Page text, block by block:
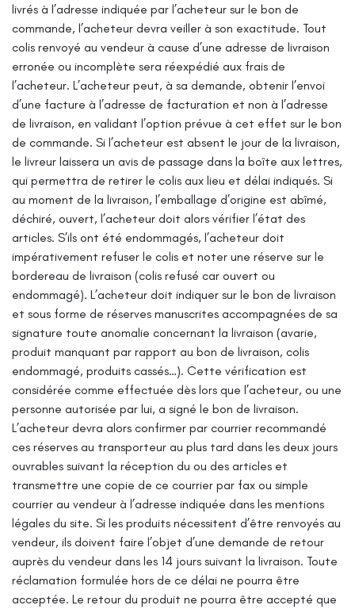
livrés à l’adresse indiquée par l’acheteur sur le bon de
commande, l’acheteur devra veiller à son exactitude. Tout
colis renvoyé au vendeur à cause d’une adresse de livraison
erronée ou incomplète sera réexpédié aux frais de
l’acheteur. L’acheteur peut, à sa demande, obtenir l’envoi
d’une facture à l’adresse de facturation et non à l’adresse
de livraison, en validant l’option prévue à cet effet sur le bon
de commande. Si l’acheteur est absent le jour de la livraison,
le livreur laissera un avis de passage dans la boîte aux lettres,
qui permettra de retirer le colis aux lieu et délai indiqués. Si
au moment de la livraison, l’emballage d’origine est abîmé,
déchiré, ouvert, l’acheteur doit alors vérifier l’état des
articles. S’ils ont été endommagés, l’acheteur doit
impérativement refuser le colis et noter une réserve sur le
bordereau de livraison (colis refusé car ouvert ou
endommagé). L’acheteur doit indiquer sur le bon de livraison
et sous forme de réserves manuscrites accompagnées de sa
signature toute anomalie concernant la livraison (avarie,
produit manquant par rapport au bon de livraison, colis
endommagé, produits cassés…). Cette vérification est
considérée comme effectuée dès lors que l’acheteur, ou une
personne autorisée par lui, a signé le bon de livraison.
L’acheteur devra alors confirmer par courrier recommandé
ces réserves au transporteur au plus tard dans les deux jours
ouvrables suivant la réception du ou des articles et
transmettre une copie de ce courrier par fax ou simple
courrier au vendeur à l’adresse indiquée dans les mentions
légales du site. Si les produits nécessitent d’être renvoyés au
vendeur, ils doivent faire l’objet d’une demande de retour
auprès du vendeur dans les 14 jours suivant la livraison. Toute
réclamation formulée hors de ce délai ne pourra être
acceptée. Le retour du produit ne pourra être accepté que